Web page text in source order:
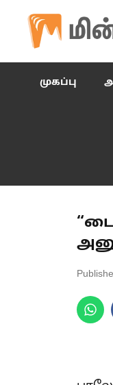
content
முகப்பு